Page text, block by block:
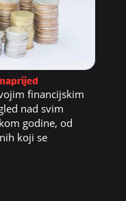
financijskim
nad svim
godine, od
koji se